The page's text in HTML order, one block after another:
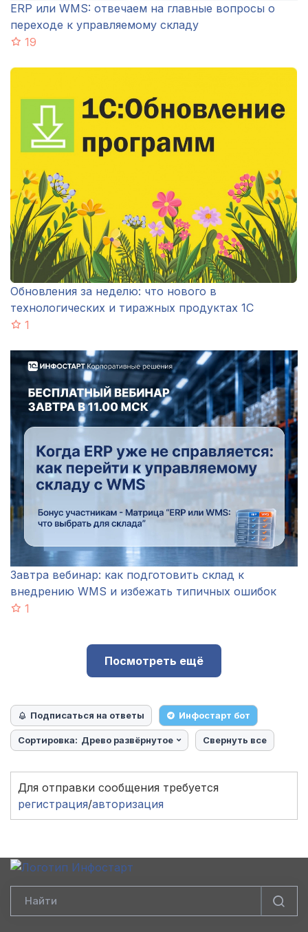
ERP или WMS: отвечаем на главные вопросы о
переходе к управляемому складу
19
Обновления за неделю: что нового в
технологических и тиражных продуктах 1С
1
Завтра вебинар: как подготовить склад к
внедрению WMS и избежать типичных ошибок
1
Посмотреть ещё
Подписаться на ответы Инфостарт бот
Сортировка: Древо развёрнутое Свернуть все
Для отправки сообщения требуется
регистрация/авторизация